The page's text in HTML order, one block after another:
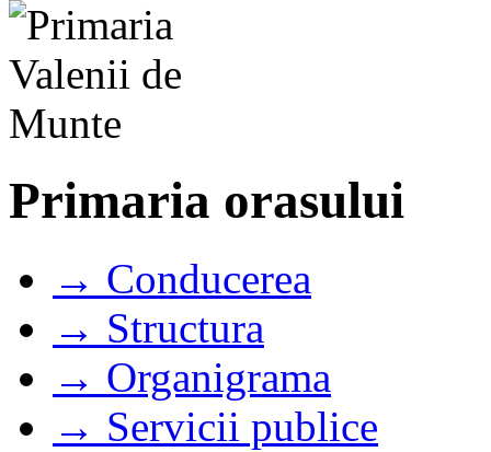
Primaria orasului
→ Conducerea
→ Structura
→ Organigrama
→ Servicii publice